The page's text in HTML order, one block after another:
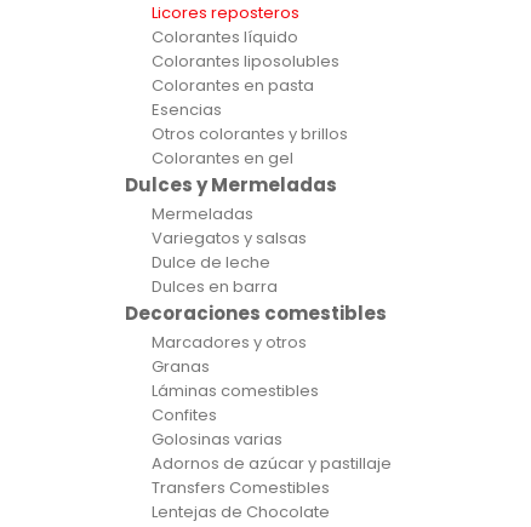
Licores reposteros
Colorantes líquido
Colorantes liposolubles
Colorantes en pasta
Esencias
Otros colorantes y brillos
Colorantes en gel
Dulces y Mermeladas
Mermeladas
Variegatos y salsas
Dulce de leche
Dulces en barra
Decoraciones comestibles
Marcadores y otros
Granas
Láminas comestibles
Confites
Golosinas varias
Adornos de azúcar y pastillaje
Transfers Comestibles
Lentejas de Chocolate